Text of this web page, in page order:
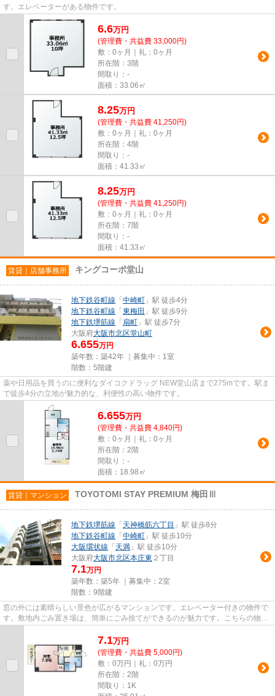
す。エレベーターがある物件です。
6.6万円
(管理費・共益費 33,000円)
敷：0ヶ月｜礼：0ヶ月
所在階：3階
間取り：-
面積：33.06㎡
8.25万円
(管理費・共益費 41,250円)
敷：0ヶ月｜礼：0ヶ月
所在階：4階
間取り：-
面積：41.33㎡
8.25万円
(管理費・共益費 41,250円)
敷：0ヶ月｜礼：0ヶ月
所在階：7階
間取り：-
面積：41.33㎡
賃貸｜店舗事務所 キングコーポ堂山
地下鉄谷町線 「 中崎町 」駅 徒歩4分
地下鉄谷町線 「 東梅田 」駅 徒歩9分
地下鉄堺筋線 「 扇町 」駅 徒歩7分
大阪府大阪市北区堂山町
6.655万円
築年数：築42年 ｜募集中： 1室
階数：5階建
薬や日用品を買うのに便利なダイコクドラッグ NEW堂山店まで275mです。駅ま
で徒歩4分の立地が魅力的な、利便性の高い物件です。
6.655万円
(管理費・共益費 4,840円)
敷：0ヶ月｜礼：0ヶ月
所在階：2階
間取り：-
面積：18.98㎡
賃貸｜マンション TOYOTOMI STAY PREMIUM 梅田Ⅲ
地下鉄堺筋線 「 天神橋筋六丁目 」駅 徒歩8分
地下鉄谷町線 「 中崎町 」駅 徒歩10分
大阪環状線 「 天満 」駅 徒歩10分
大阪府大阪市北区本庄東 ２丁目
7.1万円
築年数：築5年 ｜募集中： 2室
階数：9階建
窓の外には素晴らしい景色が広がるマンションです。エレベーター付きの物件で
す。敷地内ごみ置き場は、簡単にごみ捨てができるのが魅力です。こちらの物件
7.1万円
(管理費・共益費 5,000円)
敷：0万円｜礼：0万円
所在階：2階
間取り：1K